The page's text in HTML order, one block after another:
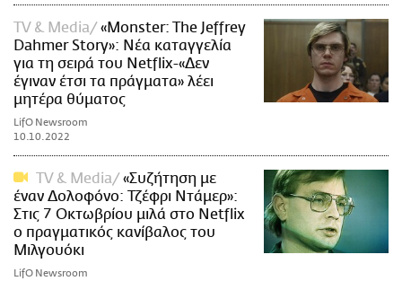
TV & Media
«Monster: The Jeffrey
Dahmer Story»: Νέα καταγγελία
για τη σειρά του Netflix-«Δεν
έγιναν έτσι τα πράγματα» λέει
μητέρα θύματος
LifO Newsroom
10.10.2022
TV & Media
«Συζήτηση με
έναν Δολοφόνο: Τζέφρι Ντάμερ»:
Στις 7 Οκτωβρίου μιλά στο Netflix
ο πραγματικός κανίβαλος του
Μιλγουόκι
LifO Newsroom